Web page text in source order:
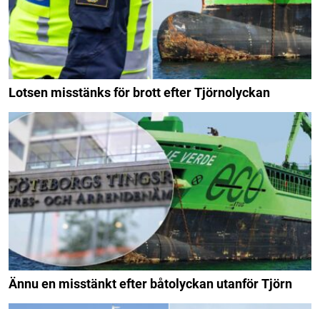
Lotsen misstänks för brott efter Tjörnolyckan
Ännu en misstänkt efter båtolyckan utanför Tjörn